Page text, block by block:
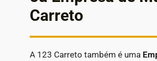
Carreto
A 123 Carreto também é uma